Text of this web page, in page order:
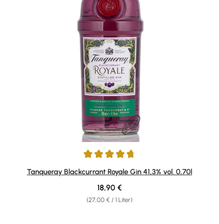
Durchschnittliche Bewertung von 4.71 von 5 Sternen
Tanqueray Blackcurrant Royale Gin 41,3% vol. 0,70l
(27,00 € / 1 Liter)
Regulärer Preis:
18,90 €